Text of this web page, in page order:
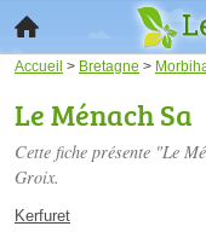
Accueil > Bretagne >
Le Ménach Sa
Cette fiche présente "Le
Groix.
Kerfuret